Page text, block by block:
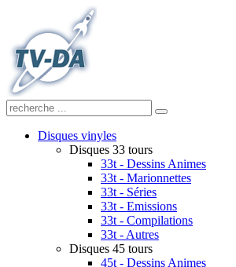
Disques vinyles
Disques 33 tours
33t - Dessins Animes
33t - Marionnettes
33t - Séries
33t - Emissions
33t - Compilations
33t - Autres
Disques 45 tours
45t - Dessins Animes